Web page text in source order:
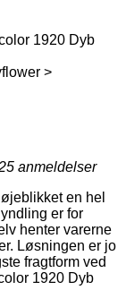
1920 Dyb
>
anmeldelser
en hel
er for
henter varerne
Løsningen er jo
fragtform ved
1920 Dyb